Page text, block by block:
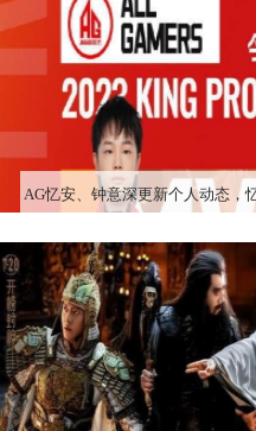
AG忆安、钟意深更新个人动态，